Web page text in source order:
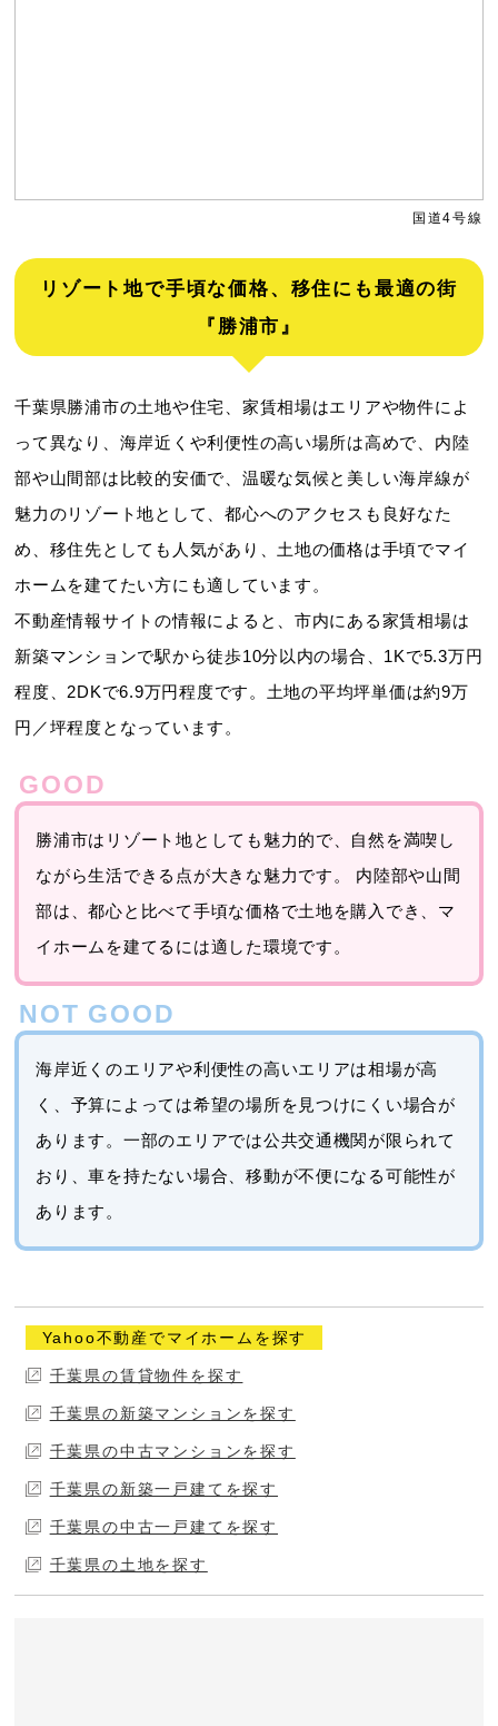
国道4号線
リゾート地で手頃な価格、移住にも最適の街
『勝浦市』
千葉県勝浦市の土地や住宅、家賃相場はエリアや物件によ
って異なり、海岸近くや利便性の高い場所は高めで、内陸
部や山間部は比較的安価で、温暖な気候と美しい海岸線が
魅力のリゾート地として、都心へのアクセスも良好なた
め、移住先としても人気があり、土地の価格は手頃でマイ
ホームを建てたい方にも適しています。
不動産情報サイトの情報によると、市内にある家賃相場は
新築マンションで駅から徒歩10分以内の場合、1Kで5.3万円
程度、2DKで6.9万円程度です。土地の平均坪単価は約9万
円／坪程度となっています。
勝浦市はリゾート地としても魅力的で、自然を満喫し
ながら生活できる点が大きな魅力です。 内陸部や山間
部は、都心と比べて手頃な価格で土地を購入でき、マ
イホームを建てるには適した環境です。
海岸近くのエリアや利便性の高いエリアは相場が高
く、予算によっては希望の場所を見つけにくい場合が
あります。一部のエリアでは公共交通機関が限られて
おり、車を持たない場合、移動が不便になる可能性が
あります。
Yahoo不動産でマイホームを探す
千葉県の賃貸物件を探す
千葉県の新築マンションを探す
千葉県の中古マンションを探す
千葉県の新築一戸建てを探す
千葉県の中古一戸建てを探す
千葉県の土地を探す